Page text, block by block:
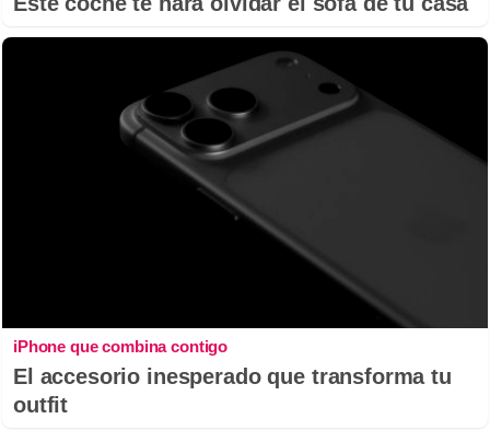
iPhone que combina contigo
El accesorio inesperado que transforma tu
outfit